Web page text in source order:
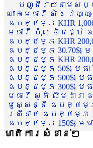
បញ្ជីរាយនាមសប្បុ
លោកមេធាវី សាំង វណ្
ឧបត្ថម្ភ KHR
មេធាវី ប៉ុល ពិជេដ្ឋ ឧ
ឧបត្ថម្ភ KHR
ឧបត្ថម្ភ 30.70$, ម
ឧបត្ថម្ភ KHR
ឧបត្ថម្ភ 50$, មេធ
ឧបត្ថម្ភ 500$, មេ
ឧបត្ថម្ភ 300$, មេ
មេធាវី សួគ៌ា លឹមដារ
មូសេ្សន្នី ឧបត្ថម្ភ
ស្រីនាថ ឧបត្ថម្ភ
ឧបត្ថម្ភ 150$, មេ
មាតិការសំខាន់ៗ